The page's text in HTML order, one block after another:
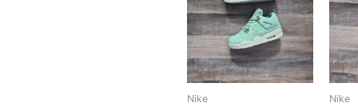
Nike
tiene
múltiples
variantes.
Las
opciones
Nike